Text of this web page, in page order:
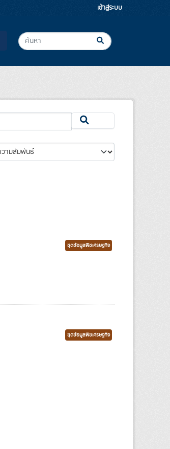
เข้าสู่ระบบ
ชุดข้อมูลพืชเศรษฐกิจ
ชุดข้อมูลพืชเศรษฐกิจ